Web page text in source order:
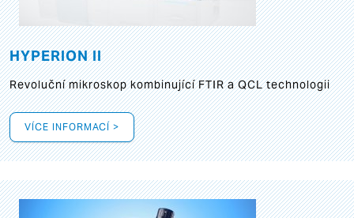
HYPERION II
Revoluční mikroskop kombinující FTIR a QCL technologii
VÍCE INFORMACÍ >